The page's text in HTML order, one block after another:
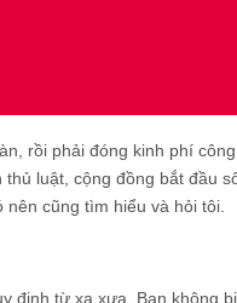
rồi phải đóng kinh phí
luật, cộng đồng bắt đầu
cũng tìm hiểu và hỏi tôi.
định từ xa xưa. Bạn không